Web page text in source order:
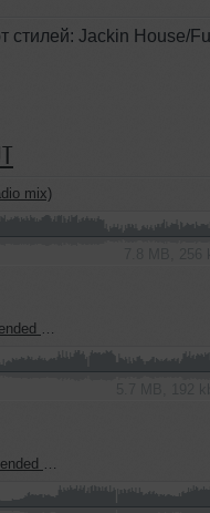
стилей: Jackin House/
mix)
mix)
Mix)